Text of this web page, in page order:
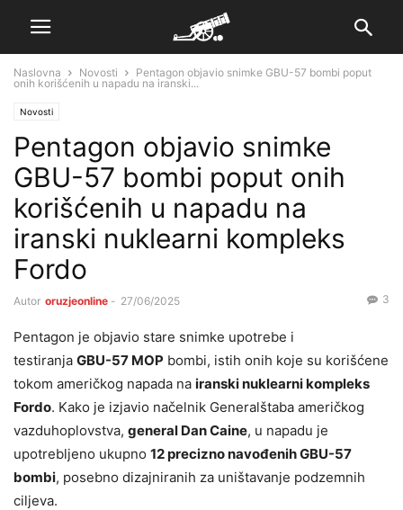
Naslovna Novosti
Pentagon objavio snimke GBU-57 bombi poput
onih korišćenih u napadu na iranski...
Novosti
Pentagon objavio snimke
GBU-57 bombi poput onih
korišćenih u napadu na
iranski nuklearni kompleks
Fordo
Autor oruzjeonline - 27/06/2025 3
Pentagon je objavio stare snimke upotrebe i
testiranja GBU-57 MOP bombi, istih onih koje su korišćene
tokom američkog napada na iranski nuklearni kompleks
Fordo. Kako je izjavio načelnik Generalštaba američkog
vazduhoplovstva, general Dan Caine, u napadu je
upotrebljeno ukupno 12 precizno navođenih GBU-57
bombi, posebno dizajniranih za uništavanje podzemnih
ciljeva.